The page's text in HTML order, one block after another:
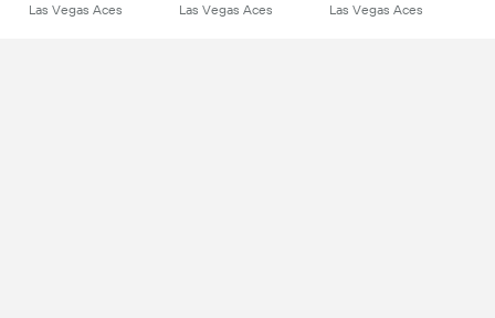
Las Vegas Aces Las Vegas Aces Las Vegas Aces